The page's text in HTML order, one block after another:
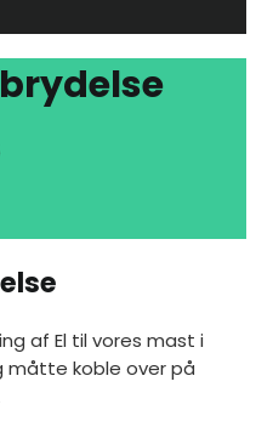
af El til vores mast i
måtte koble over på